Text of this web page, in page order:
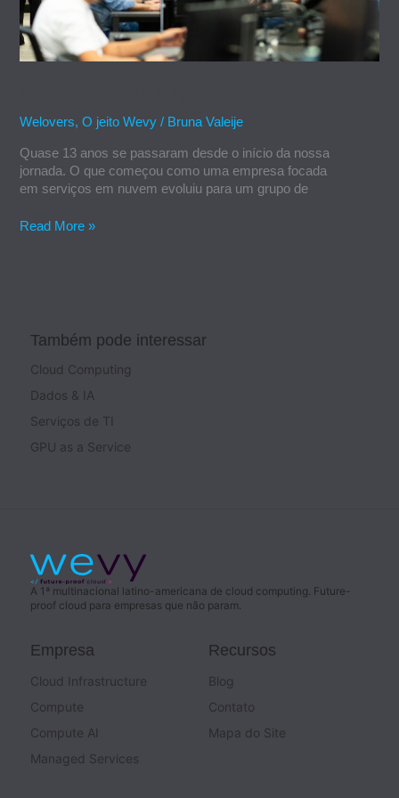
Welovers,O jeito Wevy / Bruna Valeije
Quase 13 anos se passaram desde o início da nossa
jornada. O que começou como uma empresa focada
em serviços em nuvem evoluiu para um grupo de
Read More »
Também pode interessar
Cloud Computing
Dados & IA
Serviços de TI
GPU as a Service
A 1ª multinacional latino-americana de cloud computing. Future-
proof cloud para empresas que não param.
Empresa
Cloud Infrastructure
Compute
Compute AI
Managed Services
Recursos
Blog
Contato
Mapa do Site